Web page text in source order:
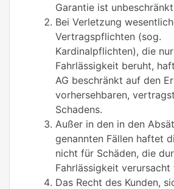
Garantie ist
Bei Verletzung
Vertragspflichten (sog.
Kardinalpflichten), die
Fahrlässigkeit beruht,
AG beschränkt auf den
vorhersehbaren,
Schadens.
Außer in den in den
genannten Fällen haftet
nicht für Schäden, die
Fahrlässigkeit verursacht
Das Recht des Kunden,